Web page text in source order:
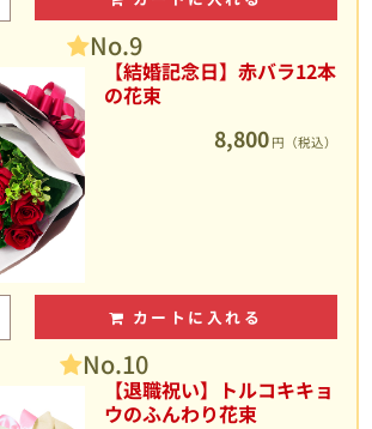
No.9
【結婚記念日】赤バラ12本
の花束
8,800 円（税込）
カートに入れる
No.10
【退職祝い】トルコキキョ
ウのふんわり花束